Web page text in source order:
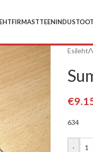
FIRMASTTEENINDUS
Esileht/
€
634
-